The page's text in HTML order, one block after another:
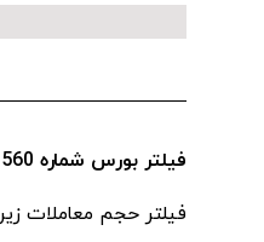
فیلتر بورس شماره 560
فیلتر حجم معاملات‌ زیر 100 هزار